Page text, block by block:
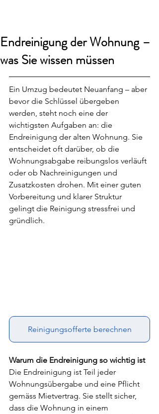
Endreinigung der Wohnung –
was Sie wissen müssen
Ein Umzug bedeutet Neuanfang – aber
bevor die Schlüssel übergeben
werden, steht noch eine der
wichtigsten Aufgaben an: die
Endreinigung der alten Wohnung. Sie
entscheidet oft darüber, ob die
Wohnungsabgabe reibungslos verläuft
oder ob Nachreinigungen und
Zusatzkosten drohen. Mit einer guten
Vorbereitung und klarer Struktur
gelingt die Reinigung stressfrei und
gründlich.
Reinigungsofferte berechnen
Warum die Endreinigung so wichtig ist
Die Endreinigung ist Teil jeder
Wohnungsübergabe und eine Pflicht
gemäss Mietvertrag. Sie stellt sicher,
dass die Wohnung in einem